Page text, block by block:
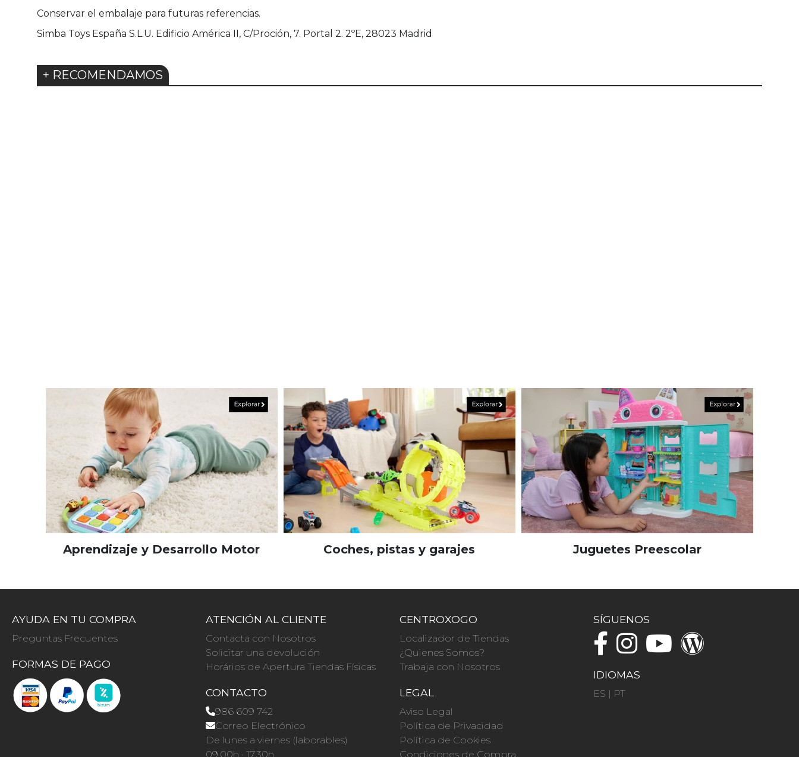
Conservar el embalaje para futuras referencias.
Simba Toys España S.L.U. Edificio América II, C/Proción, 7. Portal 2. 2ºE, 28023 Madrid
+ RECOMENDAMOS
Aprendizaje y Desarrollo Motor Coches, pistas y garajes Juguetes Preescolar
AYUDA EN TU COMPRA
Preguntas Frecuentes
FORMAS DE PAGO
ATENCIÓN AL CLIENTE
Contacta con Nosotros
Solicitar una devolución
Horários de Apertura Tiendas Físicas
CONTACTO
986 609 742
Correo Electrónico
De lunes a viernes (laborables)
09.00h · 17.30h
CENTROXOGO
Localizador de Tiendas
¿Quienes Somos?
Trabaja con Nosotros
LEGAL
Aviso Legal
Política de Privacidad
Política de Cookies
Condiciones de Compra
SÍGUENOS
IDIOMAS
ES | PT